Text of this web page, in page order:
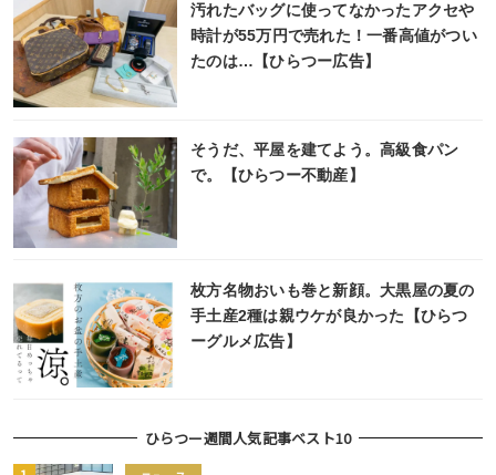
汚れたバッグに使ってなかったアクセや
時計が55万円で売れた！一番高値がつい
たのは…【ひらつー広告】
そうだ、平屋を建てよう。高級食パン
で。【ひらつー不動産】
枚方名物おいも巻と新顔。大黒屋の夏の
手土産2種は親ウケが良かった【ひらつ
ーグルメ広告】
ひらつー週間人気記事ベスト10